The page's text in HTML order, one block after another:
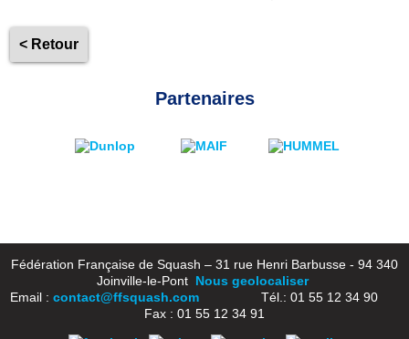
< Retour
Partenaires
Fédération Française de Squash – 31 rue Henri Barbusse - 94 340
Joinville-le-Pont Nous geolocaliser
Email : contact@ffsquash.comTél.: 01 55 12 34 90
Fax : 01 55 12 34 91